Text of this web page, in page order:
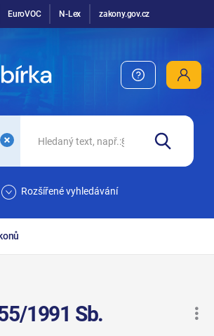
EuroVOC N-Lex zakony.gov.cz
Rozšířené vyhledávání
1991 Sb.